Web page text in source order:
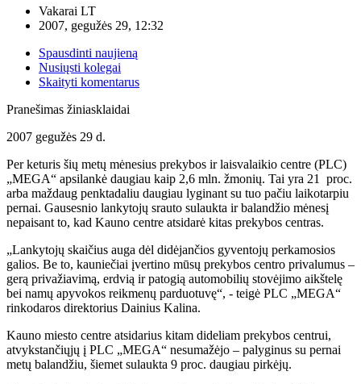
Vakarai LT
2007, gegužės 29, 12:32
Spausdinti naujieną
Nusiųsti kolegai
Skaityti komentarus
Pranešimas žiniasklaidai
2007 gegužės 29 d.
Per keturis šių metų mėnesius prekybos ir laisvalaikio centre (PLC)
„MEGA“ apsilankė daugiau kaip 2,6 mln. žmonių. Tai yra 21 proc.
arba maždaug penktadaliu daugiau lyginant su tuo pačiu laikotarpiu
pernai. Gausesnio lankytojų srauto sulaukta ir balandžio mėnesį
nepaisant to, kad Kauno centre atsidarė kitas prekybos centras.
„Lankytojų skaičius auga dėl didėjančios gyventojų perkamosios
galios. Be to, kauniečiai įvertino mūsų prekybos centro privalumus –
gerą privažiavimą, erdvią ir patogią automobilių stovėjimo aikštelę
bei namų apyvokos reikmenų parduotuvę“, - teigė PLC „MEGA“
rinkodaros direktorius Dainius Kalina.
Kauno miesto centre atsidarius kitam dideliam prekybos centrui,
atvykstančiųjų į PLC „MEGA“ nesumažėjo – palyginus su pernai
metų balandžiu, šiemet sulaukta 9 proc. daugiau pirkėjų.